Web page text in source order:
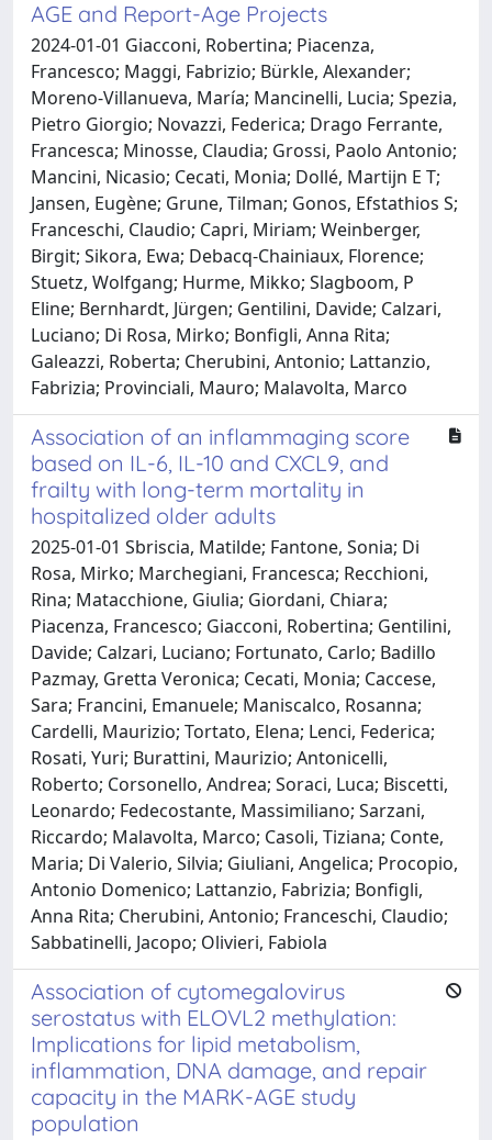
AGE and Report-Age Projects
2024-01-01 Giacconi, Robertina; Piacenza,
Francesco; Maggi, Fabrizio; Bürkle, Alexander;
Moreno-Villanueva, María; Mancinelli, Lucia; Spezia,
Pietro Giorgio; Novazzi, Federica; Drago Ferrante,
Francesca; Minosse, Claudia; Grossi, Paolo Antonio;
Mancini, Nicasio; Cecati, Monia; Dollé, Martijn E T;
Jansen, Eugène; Grune, Tilman; Gonos, Efstathios S;
Franceschi, Claudio; Capri, Miriam; Weinberger,
Birgit; Sikora, Ewa; Debacq-Chainiaux, Florence;
Stuetz, Wolfgang; Hurme, Mikko; Slagboom, P
Eline; Bernhardt, Jürgen; Gentilini, Davide; Calzari,
Luciano; Di Rosa, Mirko; Bonfigli, Anna Rita;
Galeazzi, Roberta; Cherubini, Antonio; Lattanzio,
Fabrizia; Provinciali, Mauro; Malavolta, Marco
Association of an inflammaging score
based on IL-6, IL-10 and CXCL9, and
frailty with long-term mortality in
hospitalized older adults
2025-01-01 Sbriscia, Matilde; Fantone, Sonia; Di
Rosa, Mirko; Marchegiani, Francesca; Recchioni,
Rina; Matacchione, Giulia; Giordani, Chiara;
Piacenza, Francesco; Giacconi, Robertina; Gentilini,
Davide; Calzari, Luciano; Fortunato, Carlo; Badillo
Pazmay, Gretta Veronica; Cecati, Monia; Caccese,
Sara; Francini, Emanuele; Maniscalco, Rosanna;
Cardelli, Maurizio; Tortato, Elena; Lenci, Federica;
Rosati, Yuri; Burattini, Maurizio; Antonicelli,
Roberto; Corsonello, Andrea; Soraci, Luca; Biscetti,
Leonardo; Fedecostante, Massimiliano; Sarzani,
Riccardo; Malavolta, Marco; Casoli, Tiziana; Conte,
Maria; Di Valerio, Silvia; Giuliani, Angelica; Procopio,
Antonio Domenico; Lattanzio, Fabrizia; Bonfigli,
Anna Rita; Cherubini, Antonio; Franceschi, Claudio;
Sabbatinelli, Jacopo; Olivieri, Fabiola
Association of cytomegalovirus
serostatus with ELOVL2 methylation:
Implications for lipid metabolism,
inflammation, DNA damage, and repair
capacity in the MARK-AGE study
population